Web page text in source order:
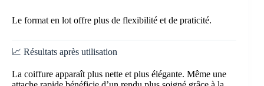
Le format en lot offre plus de flexibilité et de praticité.
📈 Résultats après utilisation
La coiffure apparaît plus nette et plus élégante. Même une